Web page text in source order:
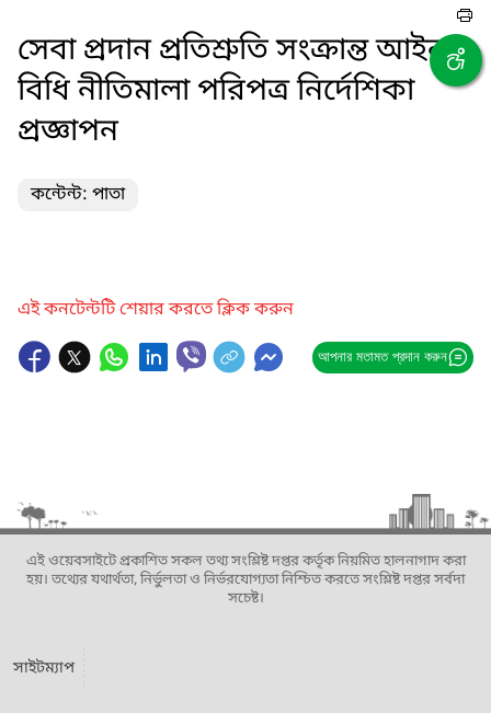
সেবা প্রদান প্রতিশ্রুতি সংক্রান্ত আইন
বিধি নীতিমালা পরিপত্র নির্দেশিকা
প্রজ্ঞাপন
কন্টেন্ট: পাতা
এই কনটেন্টটি শেয়ার করতে ক্লিক করুন
আপনার মতামত প্রদান করুন
এই ওয়েবসাইটে প্রকাশিত সকল তথ্য সংশ্লিষ্ট দপ্তর কর্তৃক নিয়মিত হালনাগাদ করা
হয়। তথ্যের যথার্থতা, নির্ভুলতা ও নির্ভরযোগ্যতা নিশ্চিত করতে সংশ্লিষ্ট দপ্তর সর্বদা
সচেষ্ট।
সাইটম্যাপ